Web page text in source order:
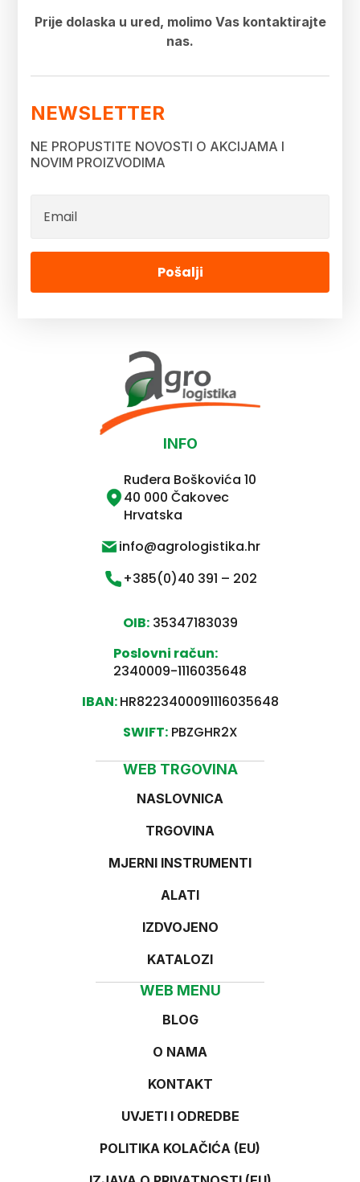
Prije dolaska u ured, molimo Vas kontaktirajte
nas.
NEWSLETTER
NE PROPUSTITE NOVOSTI O AKCIJAMA I
NOVIM PROIZVODIMA
Pošalji
INFO
Ruđera Boškovića 10
40 000 Čakovec
Hrvatska
info@agrologistika.hr
+385(0)40 391 – 202
OIB:35347183039
Poslovni račun:
2340009-1116035648
IBAN:HR8223400091116035648
SWIFT:PBZGHR2X
WEB TRGOVINA
NASLOVNICA
TRGOVINA
MJERNI INSTRUMENTI
ALATI
IZDVOJENO
KATALOZI
WEB MENU
BLOG
O NAMA
KONTAKT
UVJETI I ODREDBE
POLITIKA KOLAČIĆA (EU)